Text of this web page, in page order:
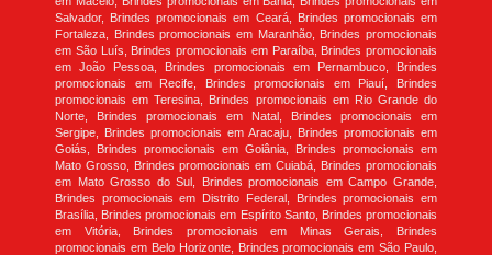
Salvador, Brindes promocionais em Ceará, Brindes promocionais em
Fortaleza, Brindes promocionais em Maranhão, Brindes promocionais
em São Luís, Brindes promocionais em Paraíba, Brindes promocionais
em João Pessoa, Brindes promocionais em Pernambuco, Brindes
promocionais em Recife, Brindes promocionais em Piauí, Brindes
promocionais em Teresina, Brindes promocionais em Rio Grande do
Norte, Brindes promocionais em Natal, Brindes promocionais em
Sergipe, Brindes promocionais em Aracaju, Brindes promocionais em
Goiás, Brindes promocionais em Goiânia, Brindes promocionais em
Mato Grosso, Brindes promocionais em Cuiabá, Brindes promocionais
em Mato Grosso do Sul, Brindes promocionais em Campo Grande,
Brindes promocionais em Distrito Federal, Brindes promocionais em
Brasília, Brindes promocionais em Espírito Santo, Brindes promocionais
em Vitória, Brindes promocionais em Minas Gerais, Brindes
promocionais em Belo Horizonte, Brindes promocionais em São Paulo,